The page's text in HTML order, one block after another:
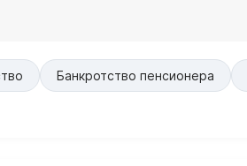
Банкротство пенсионера